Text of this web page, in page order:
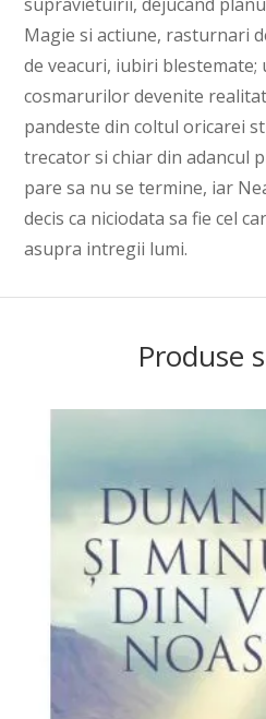
Magie si actiune, rasturnari
de veacuri, iubiri blestemate;
cosmarurilor devenite
pandeste din coltul oricarei
trecator si chiar din adancul
pare sa nu se termine, iar
decis ca niciodata sa fie cel
asupra intregii lumi.
Produse